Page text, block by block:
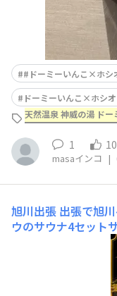
#ドーミーいんこ×ホシ
ドーミーいんこ×ホシ
天然温泉 神威の湯 ドー
1 10
masaインコ |
旭川出張 出張で旭
ウのサウナ4セット